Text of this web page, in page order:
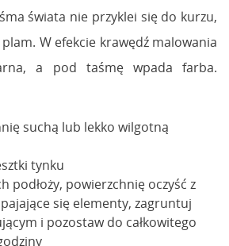
świata nie przyklei się do kurzu,
W efekcie krawędź malowania
a pod taśmę wpada farba.
suchą lub lekko wilgotną
tynku
podłoży, powierzchnię oczyść z
się elementy, zagruntuj
i pozostaw do całkowitego